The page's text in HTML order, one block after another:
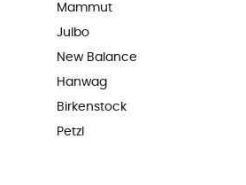
Mammut
Julbo
New Balance
Hanwag
Birkenstock
Petzl